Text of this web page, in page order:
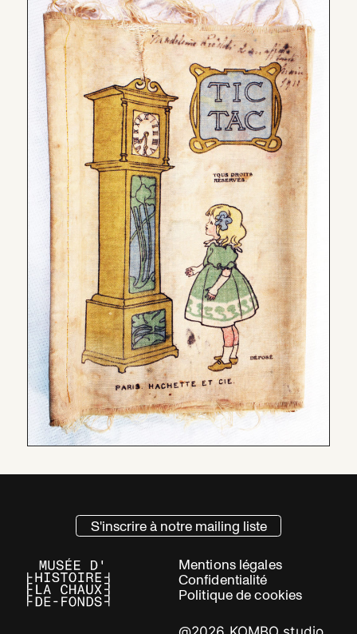
S'inscrire à notre mailing liste
Mentions légales
Confidentialité
Politique de cookies